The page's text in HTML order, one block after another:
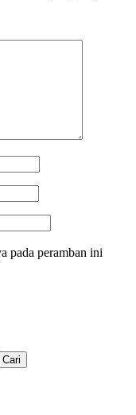
pada peramban ini